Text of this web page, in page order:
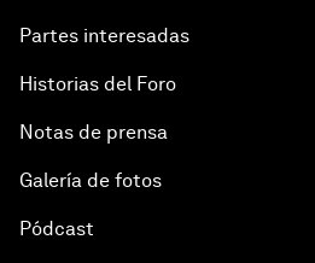
Partes interesadas
Historias del Foro
Notas de prensa
Galería de fotos
Pódcast